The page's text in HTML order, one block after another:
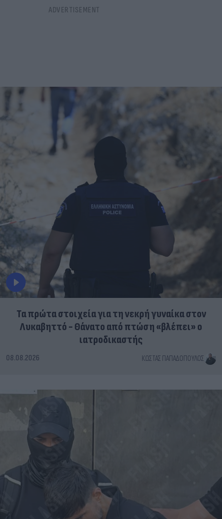
Τα πρώτα στοιχεία για τη νεκρή γυναίκα στον
Λυκαβηττό - Θάνατο από πτώση «βλέπει» ο
ιατροδικαστής
08.08.2026 ΚΏΣΤΑΣ ΠΑΠΑΔΌΠΟΥΛΟΣ